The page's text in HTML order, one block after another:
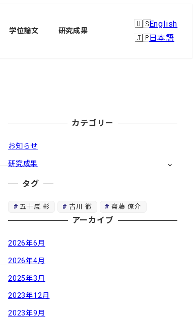
学位論文 研究成果
English
日本語
カテゴリー
お知らせ
研究成果
タグ
五十嵐 彰 吉川 徹 齋藤 僚介
アーカイブ
2026年6月
2026年4月
2025年3月
2023年12月
2023年9月